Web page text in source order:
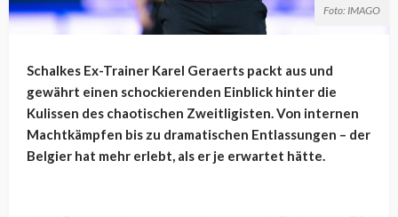
Foto: IMAGO
Schalkes Ex-Trainer Karel Geraerts packt aus und
gewährt einen schockierenden Einblick hinter die
Kulissen des chaotischen Zweitligisten. Von internen
Machtkämpfen bis zu dramatischen Entlassungen – der
Belgier hat mehr erlebt, als er je erwartet hätte.